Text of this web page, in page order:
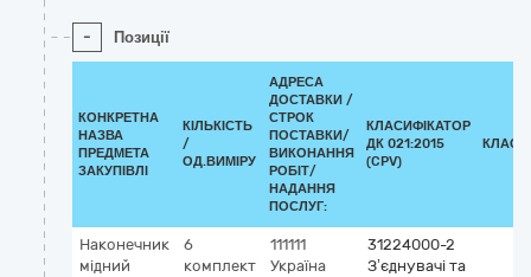
- Позиції
КОНКРЕТНА
НАЗВА
ПРЕДМЕТА
ЗАКУПІВЛІ
КІЛЬКІСТЬ
/
ОД.ВИМІРУ
АДРЕСА
ДОСТАВКИ /
СТРОК
ПОСТАВКИ/
ВИКОНАННЯ
РОБІТ/
НАДАННЯ
ПОСЛУГ:
КЛАСИФІКАТОР
ДК 021:2015
(CPV)
Наконечник
мідний
6
комплект
111111
Україна
31224000-2
З’єднувачі та